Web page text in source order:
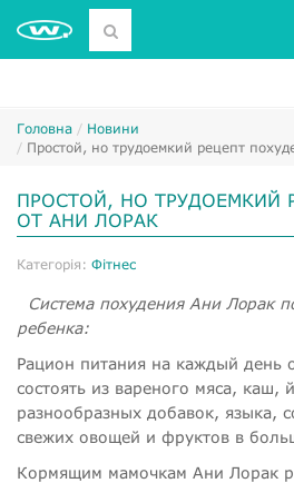
Головна
Новини
​Простой, но трудоемкий рецепт
​ПРОСТОЙ, НО ТРУДОЕМКИЙ
ОТ АНИ ЛОРАК
Категорія: Фітнес
Система похудения Ани Лорак
ребенка:
Рацион питания на каждый день
состоять из вареного мяса, каш,
разнообразных добавок, языка,
свежих овощей и фруктов в
Кормящим мамочкам Ани Лорак